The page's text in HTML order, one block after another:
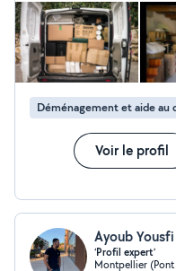
semblaient même pas
délicats avec les paquets,
qu’on ait eu, alors que par le
boites dans le domaine du
mille fois mieux !!! Chapeau,
vivement
Déménagement et aide au
Voir le profil
Ayoub Yousfi
‘Profil expert’
Montpellier (Pont